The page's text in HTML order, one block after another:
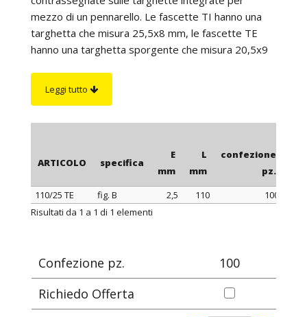
mezzo di un pennarello. Le fascette TI hanno una
targhetta che misura 25,5x8 mm, le fascette TE
hanno una targhetta sporgente che misura 20,5x9
Leggi tutto
ARTICOLO specifica
E
mm
L
mm
confezione
pz.
ARTICOLO specifica
110/25 TE fig. B 2,5 110
100
Risultati da 1 a 1 di 1 elementi
Confezione pz.
100
Richiedo Offerta